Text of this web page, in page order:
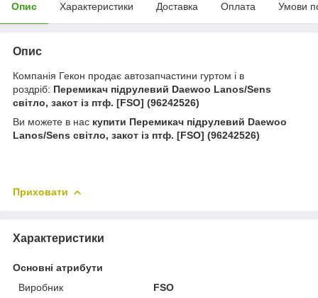
Опис Характеристики Доставка Оплата Умови
Опис
Компанія Гекон продає автозапчастини гуртом і в
роздріб: Перемикач підрулевий Daewoo Lanos/Sens
світло, закот із птф. [FSO] (96242526)
Ви можете в нас купити Перемикач підрулевий Daewoo
Lanos/Sens світло, закот із птф. [FSO] (96242526)
Приховати
Характеристики
Основні атрибути
Виробник
FSO